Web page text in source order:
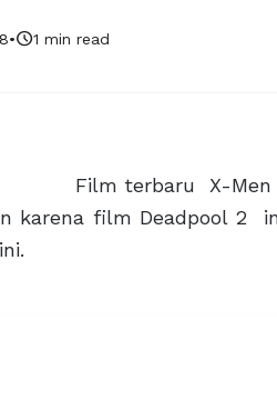
•schedule1 min read
Film terbaru X-Men
karena film Deadpool 2